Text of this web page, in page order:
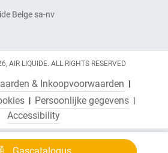
Belge sa-nv
AIR LIQUIDE. ALL RIGHTS RESERVED
& Inkoopvoorwaarden
Persoonlijke gegevens
Accessibility